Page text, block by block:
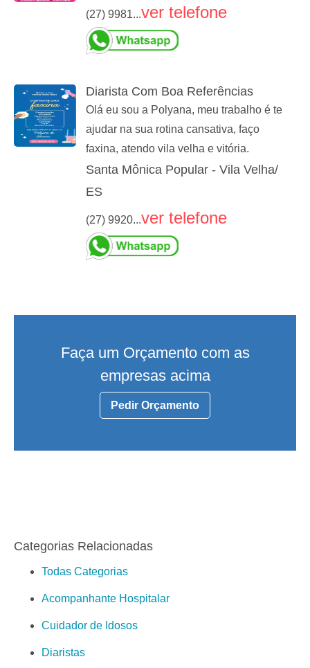
(27) 9981...ver telefone
Diarista Com Boa Referências
Olá eu sou a Polyana, meu trabalho é te
ajudar na sua rotina cansativa, faço
faxina, atendo vila velha e vitória.
Santa Mônica Popular - Vila Velha/
ES
(27) 9920...ver telefone
Faça um Orçamento com as
empresas acima
Pedir Orçamento
Categorias Relacionadas
Todas Categorias
Acompanhante Hospitalar
Cuidador de Idosos
Diaristas